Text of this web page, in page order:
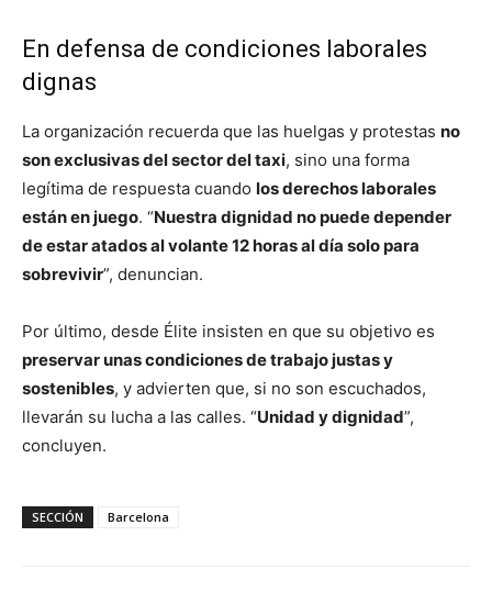
En defensa de condiciones laborales
dignas
La organización recuerda que las huelgas y protestas no
son exclusivas del sector del taxi, sino una forma
legítima de respuesta cuando los derechos laborales
están en juego. “Nuestra dignidad no puede depender
de estar atados al volante 12 horas al día solo para
sobrevivir”, denuncian.
Por último, desde Élite insisten en que su objetivo es
preservar unas condiciones de trabajo justas y
sostenibles, y advierten que, si no son escuchados,
llevarán su lucha a las calles. “Unidad y dignidad”,
concluyen.
SECCIÓN Barcelona